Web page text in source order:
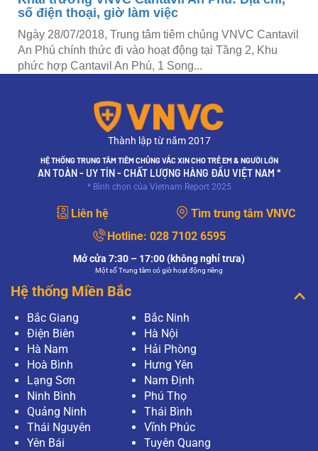
số điện thoại, giờ làm việc
Ngày 28/07/2018, Trung tâm tiêm chủng VNVC Cantavil
An Phú chính thức đi vào hoạt động tại Tầng 2, Khu
phức hợp Cantavil An Phú, 1 Song...
Thành lập từ năm 2017
HỆ THỐNG TRUNG TÂM TIÊM CHỦNG VẮC XIN CHO TRẺ EM & NGƯỜI LỚN
AN TOÀN - UY TÍN - CHẤT LƯỢNG HÀNG ĐẦU VIỆT NAM *
* Bình chọn của Vietnam Report 2025
Liên hệ
Tìm trung tâm VNVC
Hotline: 028 7102 6595
Mở cửa 7:30 – 17:00 (không nghỉ trưa)
Một số Trung tâm có giờ hoạt động riêng
Hệ thống Miền Bắc
Bắc Giang
Bắc Ninh
Điện Biên
Hà Nội
Hà Nam
Hải Phòng
Hoà Bình
Hưng Yên
Lạng Sơn
Nam Định
Ninh Bình
Phú Thọ
Quảng Ninh
Thái Bình
Thái Nguyên
Vĩnh Phúc
Yên Bái
Tuyên Quang